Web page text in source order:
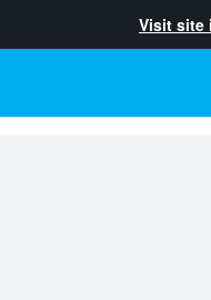
Visit site